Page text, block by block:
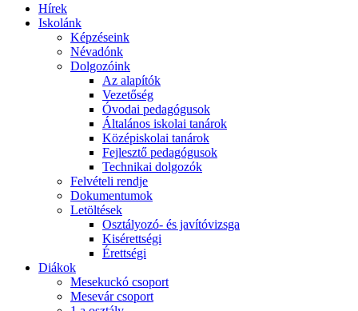
Hírek
Iskolánk
Képzéseink
Névadónk
Dolgozóink
Az alapítók
Vezetőség
Óvodai pedagógusok
Általános iskolai tanárok
Középiskolai tanárok
Fejlesztő pedagógusok
Technikai dolgozók
Felvételi rendje
Dokumentumok
Letöltések
Osztályozó- és javítóvizsga
Kisérettségi
Érettségi
Diákok
Mesekuckó csoport
Mesevár csoport